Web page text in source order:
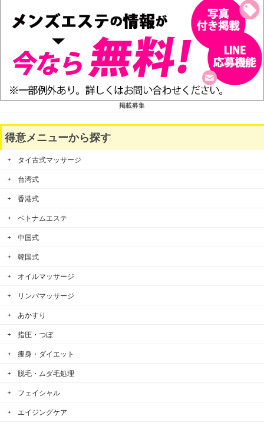
掲載募集
得意メニューから探す
タイ古式マッサージ
台湾式
香港式
ベトナムエステ
中国式
韓国式
オイルマッサージ
リンパマッサージ
あかすり
指圧・つぼ
痩身・ダイエット
脱毛・ムダ毛処理
フェイシャル
エイジングケア